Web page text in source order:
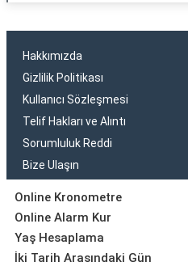
Hakkımızda
Gizlilik Politikası
Kullanıcı Sözleşmesi
Telif Hakları ve Alıntı
Sorumluluk Reddi
Bize Ulaşın
Online Kronometre
Online Alarm Kur
Yaş Hesaplama
İki Tarih Arasındaki Gün